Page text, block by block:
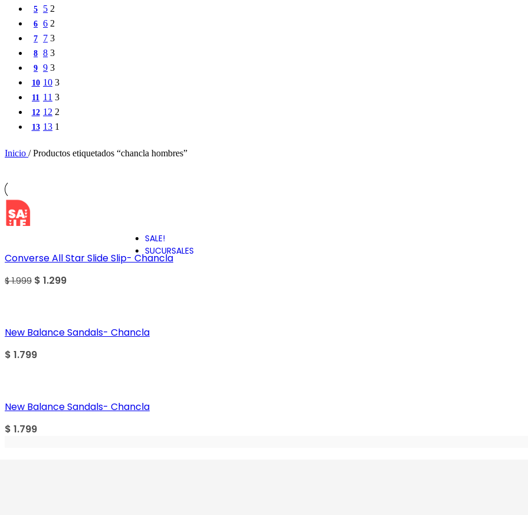
SALE!
SUCURSALES
5 5 2
6 6 2
7 7 3
8 8 3
9 9 3
10 10 3
11 11 3
12 12 2
13 13 1
Inicio / Productos etiquetados “chancla hombres”
SALE
Converse All Star Slide Slip- Chancla
$1.999 $ 1.299
New Balance Sandals- Chancla
$ 1.799
New Balance Sandals- Chancla
$ 1.799